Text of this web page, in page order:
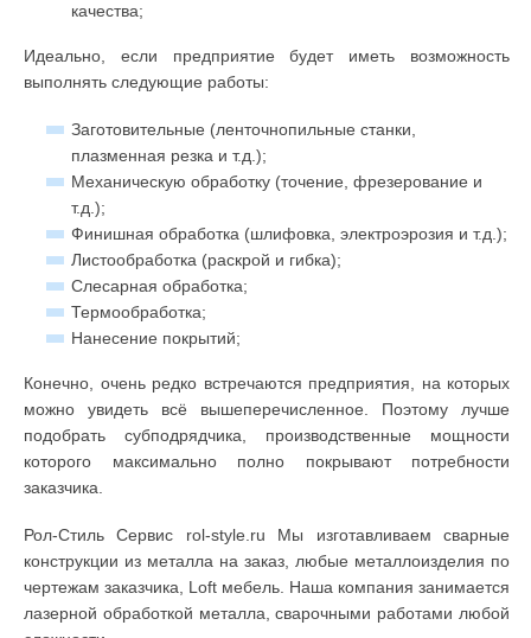
качества;
Идеально, если предприятие будет иметь возможность
выполнять следующие работы:
Заготовительные (ленточнопильные станки,
плазменная резка и т.д.);
Механическую обработку (точение, фрезерование и
т.д.);
Финишная обработка (шлифовка, электроэрозия и т.д.);
Листообработка (раскрой и гибка);
Слесарная обработка;
Термообработка;
Нанесение покрытий;
Конечно, очень редко встречаются предприятия, на которых
можно увидеть всё вышеперечисленное. Поэтому лучше
подобрать субподрядчика, производственные мощности
которого максимально полно покрывают потребности
заказчика.
Рол-Стиль Сервис rol-style.ru Мы изготавливаем сварные
конструкции из металла на заказ, любые металлоизделия по
чертежам заказчика, Loft мебель. Наша компания занимается
лазерной обработкой металла, сварочными работами любой